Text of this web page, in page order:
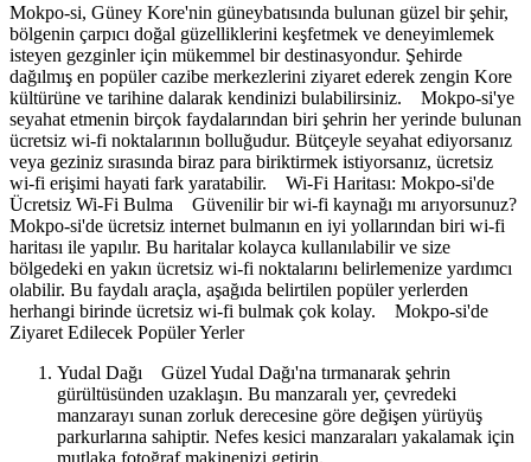
Mokpo-si, Güney Kore'nin güneybatısında bulunan güzel bir şehir,
bölgenin çarpıcı doğal güzelliklerini keşfetmek ve deneyimlemek
isteyen gezginler için mükemmel bir destinasyondur. Şehirde
dağılmış en popüler cazibe merkezlerini ziyaret ederek zengin Kore
kültürüne ve tarihine dalarak kendinizi bulabilirsiniz. Mokpo-si'ye
seyahat etmenin birçok faydalarından biri şehrin her yerinde bulunan
ücretsiz wi-fi noktalarının bolluğudur. Bütçeyle seyahat ediyorsanız
veya geziniz sırasında biraz para biriktirmek istiyorsanız, ücretsiz
wi-fi erişimi hayati fark yaratabilir. Wi-Fi Haritası: Mokpo-si'de
Ücretsiz Wi-Fi Bulma Güvenilir bir wi-fi kaynağı mı arıyorsunuz?
Mokpo-si'de ücretsiz internet bulmanın en iyi yollarından biri wi-fi
haritası ile yapılır. Bu haritalar kolayca kullanılabilir ve size
bölgedeki en yakın ücretsiz wi-fi noktalarını belirlemenize yardımcı
olabilir. Bu faydalı araçla, aşağıda belirtilen popüler yerlerden
herhangi birinde ücretsiz wi-fi bulmak çok kolay. Mokpo-si'de
Ziyaret Edilecek Popüler Yerler
Yudal Dağı Güzel Yudal Dağı'na tırmanarak şehrin
gürültüsünden uzaklaşın. Bu manzaralı yer, çevredeki
manzarayı sunan zorluk derecesine göre değişen yürüyüş
parkurlarına sahiptir. Nefes kesici manzaraları yakalamak için
mutlaka fotoğraf makinenizi getirin.